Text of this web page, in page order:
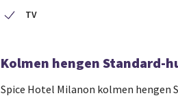
TV
Kolmen hengen Standard-
Spice Hotel Milanon kolmen hengen